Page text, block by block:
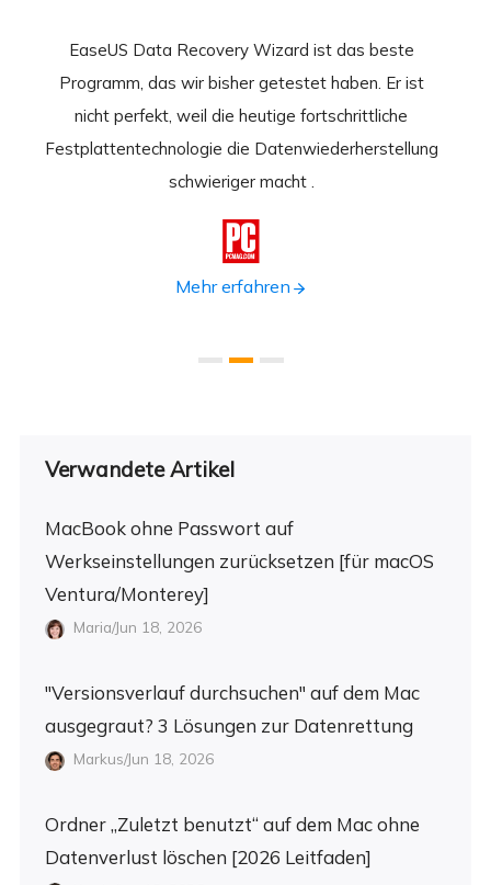
EaseUS Data Recovery Wizard ist das beste
Programm, das wir bisher getestet haben. Er ist
nicht perfekt, weil die heutige fortschrittliche
Festplattentechnologie die Datenwiederherstellung
schwieriger macht .

Mehr erfahren
Verwandete Artikel
MacBook ohne Passwort auf
Werkseinstellungen zurücksetzen [für macOS
Ventura/Monterey]
Maria/Jun 18, 2026
"Versionsverlauf durchsuchen" auf dem Mac
ausgegraut? 3 Lösungen zur Datenrettung
Markus/Jun 18, 2026
Ordner „Zuletzt benutzt“ auf dem Mac ohne
Datenverlust löschen [2026 Leitfaden]